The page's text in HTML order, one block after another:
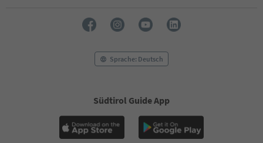
Sprache: Deutsch
Südtirol Guide App